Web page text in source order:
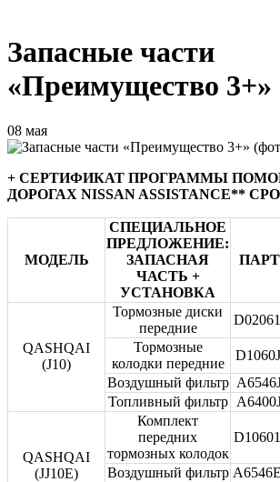
Запасные части
«Преимущество 3+»
08 мая
+ CЕРТИФИКАТ ПРОГРАММЫ
ДОРОГАХ NISSAN ASSISTANCE**
МОДЕЛЬ
СПЕЦИАЛЬНОЕ
ПРЕДЛОЖЕНИЕ:
ЗАПАСНАЯ
ЧАСТЬ +
УСТАНОВКА
QASHQAI
(J10)
Тормозные диски
передние
Тормозные
колодки передние
Воздушный фильтр
Топливный фильтр
QASHQAI
(JJ10E)
Комплект
передних
тормозных колодок
Воздушный фильтр